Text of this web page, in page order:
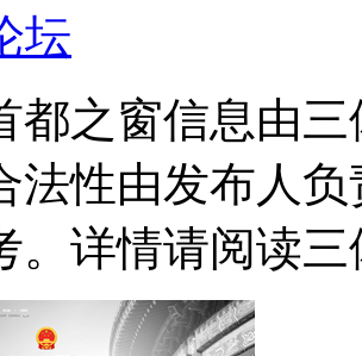
坛
都之窗信息由
法性由发布人
。详情请阅读